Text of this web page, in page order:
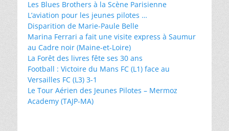
Les Blues Brothers à la Scène Parisienne
L’aviation pour les jeunes pilotes …
Disparition de Marie-Paule Belle
Marina Ferrari a fait une visite express à Saumur
au Cadre noir (Maine-et-Loire)
La Forêt des livres fête ses 30 ans
Football : Victoire du Mans FC (L1) face au
Versailles FC (L3) 3-1
Le Tour Aérien des Jeunes Pilotes – Mermoz
Academy (TAJP-MA)